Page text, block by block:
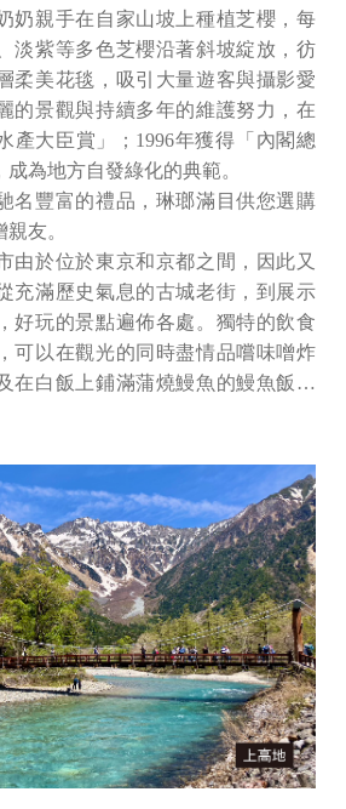
奶親手在自家山坡上種植芝櫻，每
淡紫等多色芝櫻沿著斜坡綻放，彷
柔美花毯，吸引大量遊客與攝影愛
的景觀與持續多年的維護努力，在
產大臣賞」；1996年獲得「內閣總
為地方自發綠化的典範。
名豐富的禮品，琳瑯滿目供您選購
友。
由於位於東京和京都之間，因此又
充滿歷史氣息的古城老街，到展示
好玩的景點遍佈各處。獨特的飲食
可以在觀光的同時盡情品嚐味噌炸
在白飯上鋪滿蒲燒鰻魚的鰻魚飯…